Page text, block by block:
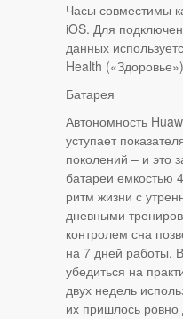
Часы совместимы
iOS. Для
данных
Health
Батарея
Автономность
уступает
поколений – и это
батареи емкостью
ритм жизни с
дневными
контролем сна
на 7 дней работы.
убедиться на
двух недель
их пришлось ровно